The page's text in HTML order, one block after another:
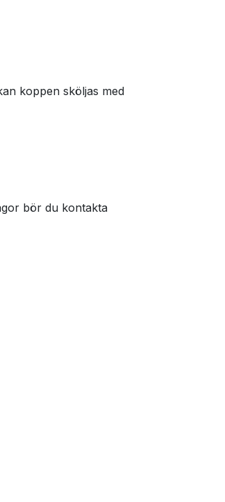
koppen sköljas med
bör du kontakta